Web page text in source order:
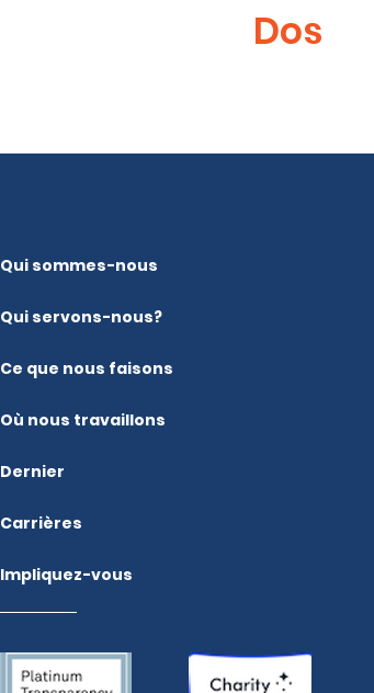
Dos
Qui sommes-nous
Qui servons-nous?
Ce que nous faisons
Où nous travaillons
Dernier
Carrières
Impliquez-vous